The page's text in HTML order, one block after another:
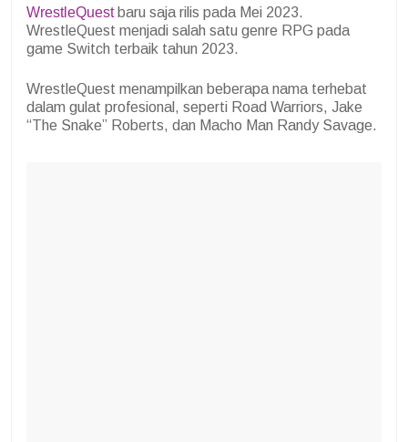
WrestleQuestbaru saja rilis pada Mei 2023.
WrestleQuest menjadi salah satu genre RPG pada
game Switch terbaik tahun 2023.
WrestleQuest menampilkan beberapa nama terhebat
dalam gulat profesional, seperti Road Warriors, Jake
“The Snake” Roberts, dan Macho Man Randy Savage.